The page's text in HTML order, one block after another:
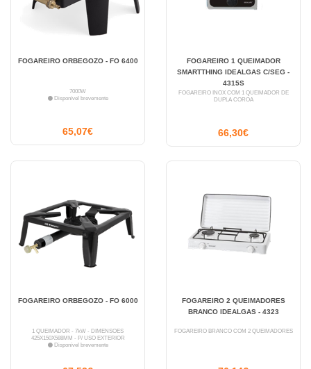
FOGAREIRO ORBEGOZO - FO 6400
7000W
Disponível brevemente
65,07€
FOGAREIRO 1 QUEIMADOR
SMARTTHING IDEALGAS C/SEG -
4315S
FOGAREIRO INOX COM 1 QUEIMADOR DE
DUPLA COROA
66,30€
FOGAREIRO ORBEGOZO - FO 6000
1 QUEIMADOR - 7kW - DIMENSÕES
425X150X588MM - P/ USO EXTERIOR
Disponível brevemente
FOGAREIRO 2 QUEIMADORES
BRANCO IDEALGAS - 4323
FOGAREIRO BRANCO COM 2 QUEIMADORES